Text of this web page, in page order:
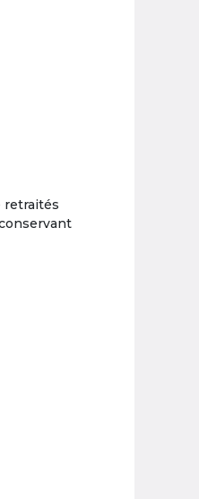
retraités